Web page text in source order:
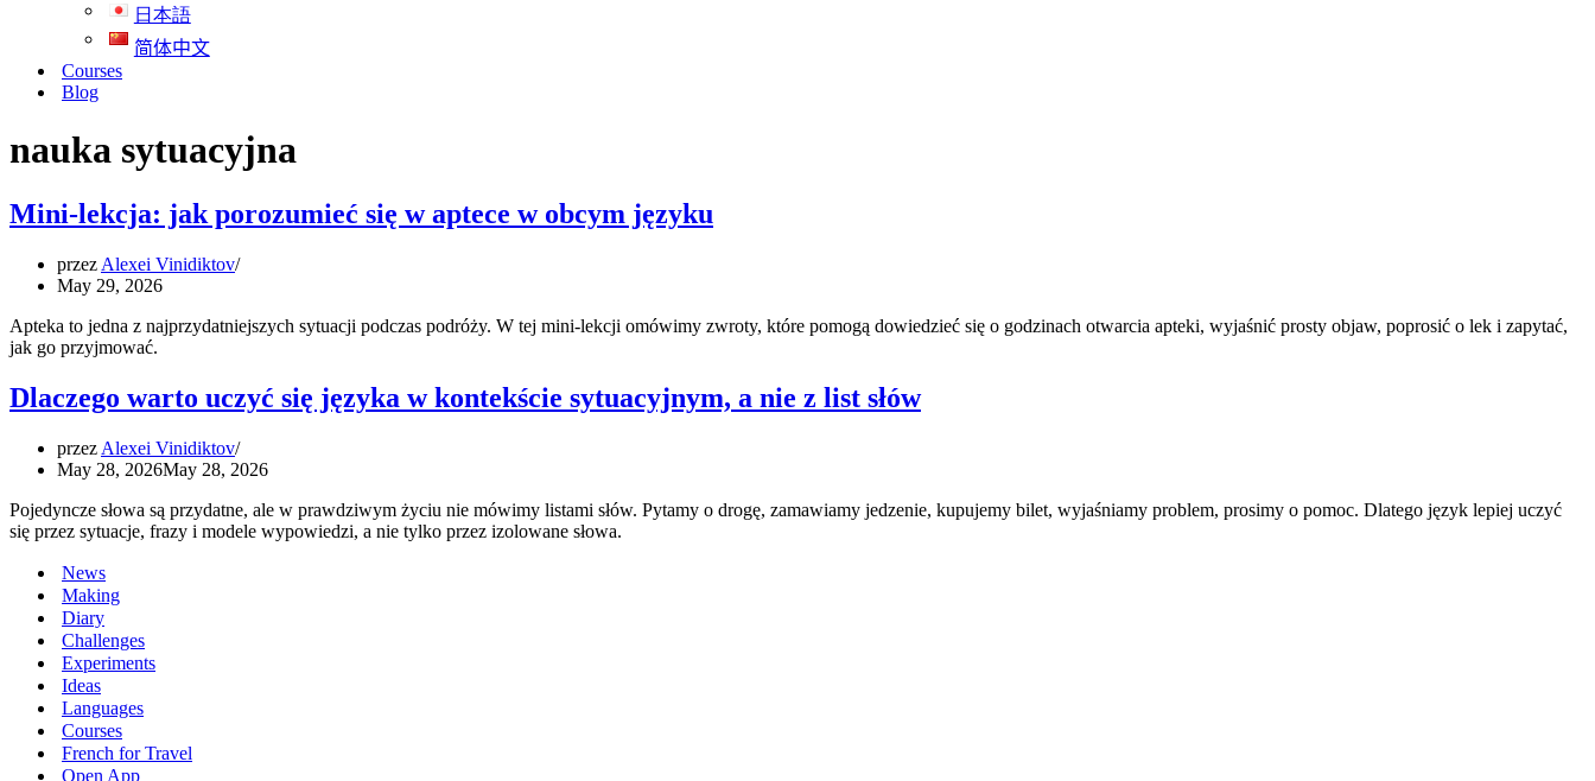
日本語
简体中文
Courses
Blog
nauka sytuacyjna
Mini-lekcja: jak porozumieć się w aptece w obcym języku
przez Alexei Vinidiktov
May 29, 2026
Apteka to jedna z najprzydatniejszych sytuacji podczas podróży. W tej mini-lekcji omówimy zwroty, które pomogą dowiedzieć się o godzinach otwarcia apteki, wyjaśnić prosty objaw, poprosić o lek i zapytać,
jak go przyjmować.
Dlaczego warto uczyć się języka w kontekście sytuacyjnym, a nie z list słów
przez Alexei Vinidiktov
May 28, 2026May 28, 2026
Pojedyncze słowa są przydatne, ale w prawdziwym życiu nie mówimy listami słów. Pytamy o drogę, zamawiamy jedzenie, kupujemy bilet, wyjaśniamy problem, prosimy o pomoc. Dlatego język lepiej uczyć
się przez sytuacje, frazy i modele wypowiedzi, a nie tylko przez izolowane słowa.
News
Making
Diary
Challenges
Experiments
Ideas
Languages
Courses
French for Travel
Open App